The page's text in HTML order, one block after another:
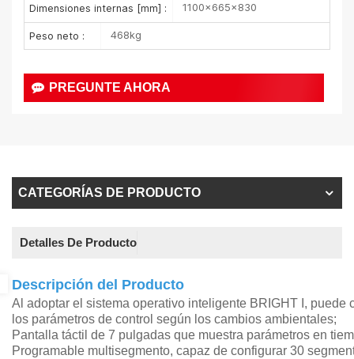
Dimensiones internas [mm] : 1100×665×830
Peso neto : 468kg
PREGUNTE AHORA
CATEGORÍAS DE PRODUCTO
Detalles De Producto
Descripción del Producto
Al adoptar el sistema operativo inteligente BRIGHT I, puede
los parámetros de control según los cambios ambientales;
Pantalla táctil de 7 pulgadas que muestra parámetros en
Programable multisegmento, capaz de configurar 30